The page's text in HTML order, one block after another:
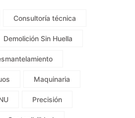
Consultoría técnica
Demolición Sin Huella
Maquinaria
Precisión